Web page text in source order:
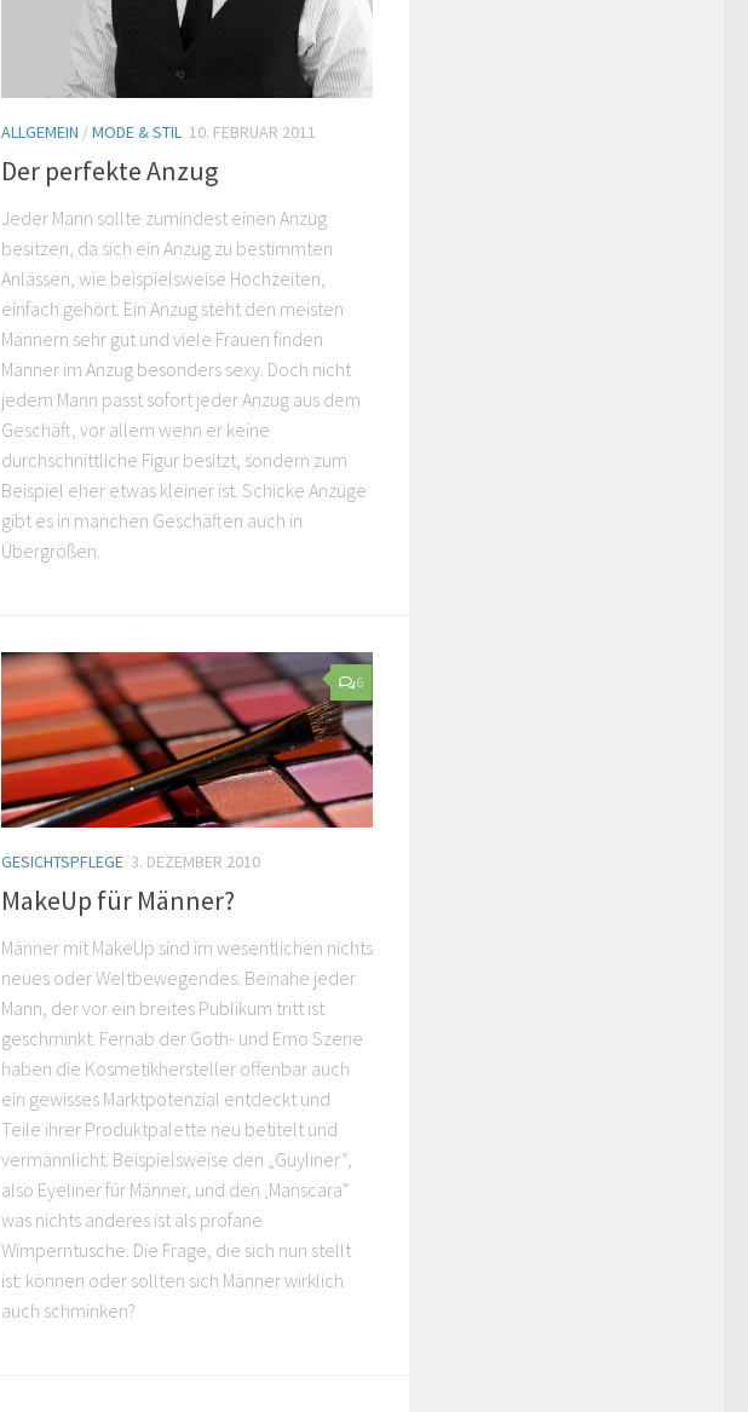
ALLGEMEIN/MODE & STIL 10. FEBRUAR 2011
Jeder Mann sollte zumindest einen Anzug
besitzen, da sich ein Anzug zu bestimmten
Anlässen, wie beispielsweise Hochzeiten,
einfach gehört. Ein Anzug steht den meisten
Männern sehr gut und viele Frauen finden
Männer im Anzug besonders sexy. Doch nicht
jedem Mann passt sofort jeder Anzug aus dem
Geschäft, vor allem wenn er keine
durchschnittliche Figur besitzt, sondern zum
Beispiel eher etwas kleiner ist. Schicke Anzüge
gibt es in manchen Geschäften auch in
6
GESICHTSPFLEGE 3. DEZEMBER 2010
Männer mit MakeUp sind im wesentlichen nichts
neues oder Weltbewegendes. Beinahe jeder
Mann, der vor ein breites Publikum tritt ist
geschminkt. Fernab der Goth- und Emo Szene
haben die Kosmetikhersteller offenbar auch
ein gewisses Marktpotenzial entdeckt und
Teile ihrer Produktpalette neu betitelt und
vermännlicht. Beispielsweise den „Guyliner“,
also Eyeliner für Männer, und den ‚Manscara“
was nichts anderes ist als profane
Wimperntusche. Die Frage, die sich nun stellt
ist: können oder sollten sich Männer wirklich